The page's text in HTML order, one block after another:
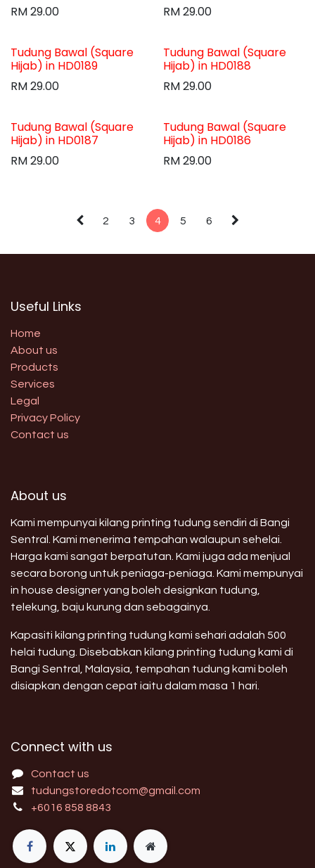
RM29.00
RM29.00
Tudung Bawal (Square
Hijab) in HD0189
RM29.00
Tudung Bawal (Square
Hijab) in HD0188
RM29.00
Tudung Bawal (Square
Hijab) in HD0187
RM29.00
Tudung Bawal (Square
Hijab) in HD0186
RM29.00
2 3 4 5 6
Useful Links
Home
About us
Products
Services
Legal
Privacy Policy
Contact us
About us
Kami mempunyai kilang printing tudung sendiri di Bangi
Sentral. Kami menerima tempahan walaupun sehelai.
Harga kami sangat berpatutan. Kami juga ada menjual
secara borong untuk peniaga-peniaga. Kami mempunyai
in house designer yang boleh designkan tudung,
telekung, baju kurung dan sebagainya.
Kapasiti kilang printing tudung kami sehari adalah 500
helai tudung. Disebabkan kilang printing tudung kami di
Bangi Sentral, Malaysia, tempahan tudung kami boleh
disiapkan dengan cepat iaitu dalam masa 1 hari.
Connect with us
Contact us
tudungstoredotcom@gmail.com
+6016 858 8843